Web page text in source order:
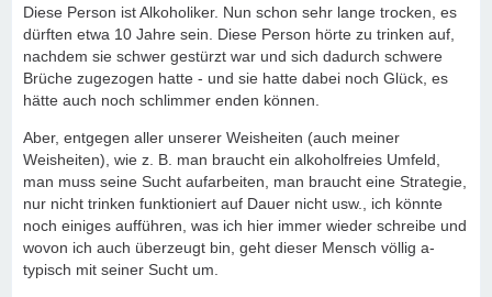
Diese Person ist Alkoholiker. Nun schon sehr lange trocken, es
dürften etwa 10 Jahre sein. Diese Person hörte zu trinken auf,
nachdem sie schwer gestürzt war und sich dadurch schwere
Brüche zugezogen hatte - und sie hatte dabei noch Glück, es
hätte auch noch schlimmer enden können.
Aber, entgegen aller unserer Weisheiten (auch meiner
Weisheiten), wie z. B. man braucht ein alkoholfreies Umfeld,
man muss seine Sucht aufarbeiten, man braucht eine Strategie,
nur nicht trinken funktioniert auf Dauer nicht usw., ich könnte
noch einiges aufführen, was ich hier immer wieder schreibe und
wovon ich auch überzeugt bin, geht dieser Mensch völlig a-
typisch mit seiner Sucht um.